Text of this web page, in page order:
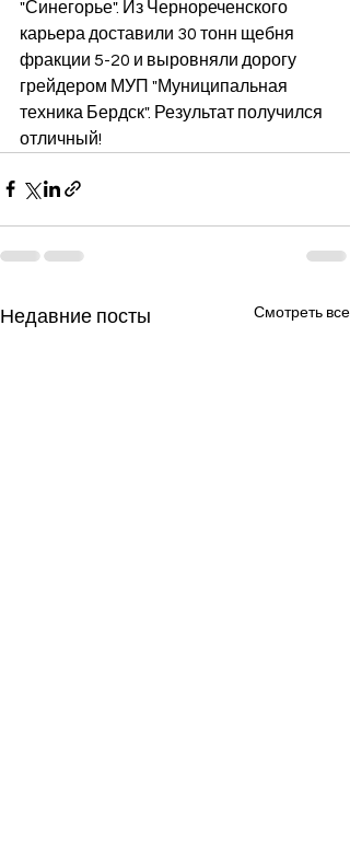
"Синегорье". Из Чернореченского
карьера доставили 30 тонн щебня
фракции 5-20 и выровняли дорогу
грейдером МУП "Муниципальная
техника Бердск". Результат получился
отличный!
Недавние посты Смотреть все